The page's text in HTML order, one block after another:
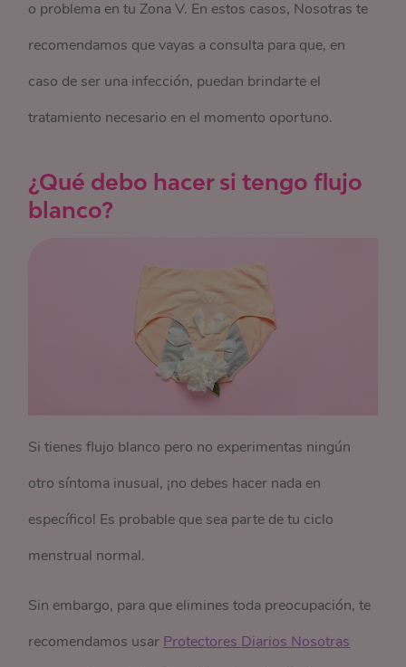
o problema en tu Zona V. En estos casos, Nosotras te
recomendamos que vayas a consulta para que, en
caso de ser una infección, puedan brindarte el
tratamiento necesario en el momento oportuno.
¿Qué debo hacer si tengo flujo
blanco?
Si tienes flujo blanco pero no experimentas ningún
otro síntoma inusual, ¡no debes hacer nada en
específico! Es probable que sea parte de tu ciclo
menstrual normal.
Sin embargo, para que elimines toda preocupación, te
recomendamos usar Protectores Diarios Nosotras